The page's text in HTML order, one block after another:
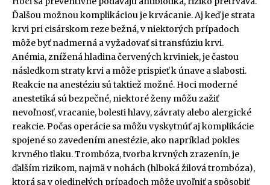
Ďalšou možnou komplikáciou je krvácanie. Aj keď je strata
krvi pri cisárskom reze bežná, v niektorých prípadoch
môže byť nadmerná a vyžadovať si transfúziu krvi.
Anémia, znížená hladina červených krviniek, je častou
následkom straty krvi a môže prispieť k únave a slabosti.
Reakcie na anestéziu sú taktiež možné. Hoci moderné
anestetiká sú bezpečné, niektoré ženy môžu zažiť
nevoľnosť, vracanie, bolesti hlavy, závraty alebo alergické
reakcie. Počas operácie sa môžu vyskytnúť aj komplikácie
spojené so zavedením anestézie, ako napríklad pokles
krvného tlaku. Trombóza, tvorba krvných zrazenín, je
ďalším rizikom, najmä v nohách (hlboká žilová trombóza),
ktorá sa v ojedinelých prípadoch môže uvoľniť a spôsobiť